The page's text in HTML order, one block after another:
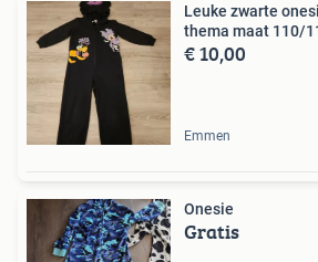
Leuke zwarte
thema maat 110/
€ 10,00
Emmen
Onesie
Gratis